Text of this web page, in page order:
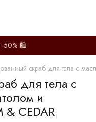
-50% 🛍️
скраб для тела с
для тела с
и
& CEDAR